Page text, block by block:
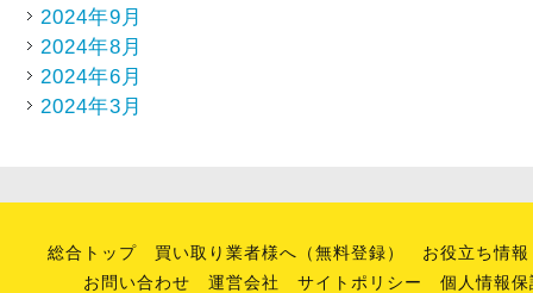
2024年9月
2024年8月
2024年6月
2024年3月
総合トップ 買い取り業者様へ（無料登録）
お役立ち情報
お問い合わせ
運営会社 サイトポリシー
個人情報